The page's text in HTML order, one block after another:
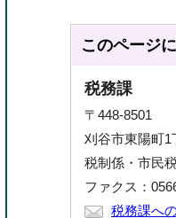
このページ
税務課
〒448-8501
刈谷市東陽町1
税制係・市民
ファクス：
税務課へ